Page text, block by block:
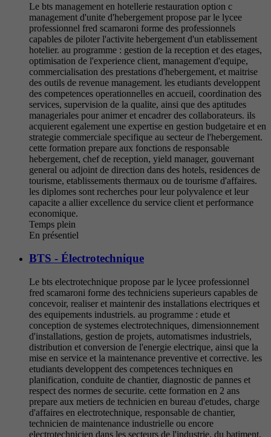
Le bts management en hotellerie restauration option c
management d'unite d'hebergement propose par le lycee
professionnel fred scamaroni forme des professionnels
capables de piloter l'activite hebergement d'un etablissement
hotelier. au programme : gestion de la reception et des etages,
optimisation de l'experience client, management d'equipe,
commercialisation des prestations d'hebergement, et maitrise
des outils de revenue management. les etudiants developpent
des competences operationnelles en accueil, coordination des
services, supervision de la qualite, ainsi que des aptitudes
manageriales pour animer et encadrer des collaborateurs. ils
acquierent egalement une expertise en gestion budgetaire et en
strategie commerciale specifique au secteur de l'hebergement.
cette formation prepare aux fonctions de responsable
hebergement, chef de reception, yield manager, gouvernant
general ou adjoint de direction dans des hotels, residences de
tourisme, etablissements thermaux ou de tourisme d'affaires.
les diplomes sont recherches pour leur polyvalence et leur
capacite a allier excellence du service client et performance
economique.
Temps plein
En présentiel
BTS - Électrotechnique
Le bts electrotechnique propose par le lycee professionnel
fred scamaroni forme des techniciens superieurs capables de
concevoir, realiser et maintenir des installations electriques et
des equipements industriels. au programme : etude et
conception de systemes electrotechniques, dimensionnement
d'installations, gestion de projets, automatismes industriels,
distribution et conversion de l'energie electrique, ainsi que la
mise en service et la maintenance preventive et corrective. les
etudiants developpent des competences techniques en
planification, conduite de chantier, diagnostic de pannes et
respect des normes de securite. cette formation en 2 ans
prepare aux metiers de technicien en bureau d'etudes, charge
d'affaires en electrotechnique, responsable de chantier,
technicien de maintenance industrielle ou encore
electrotechnicien dans les secteurs de l'industrie, du batiment,